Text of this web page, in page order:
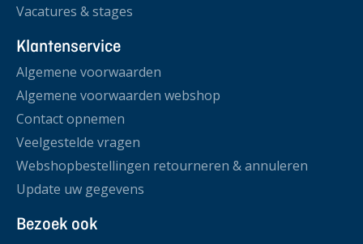
Vacatures & stages
Klantenservice
Algemene voorwaarden
Algemene voorwaarden webshop
Contact opnemen
Veelgestelde vragen
Webshopbestellingen retourneren & annuleren
Update uw gegevens
Bezoek ook